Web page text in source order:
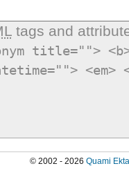
tags and
title="">
© 2002 - 2026 Quami